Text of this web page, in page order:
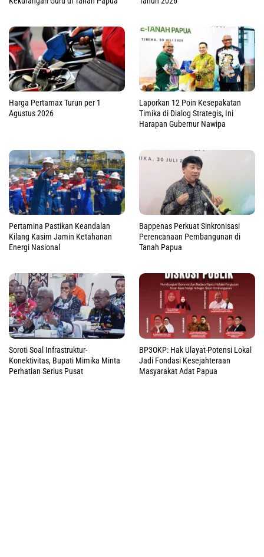
Harga Pertamax Turun per 1
Agustus 2026
Laporkan 12 Poin Kesepakatan
Timika di Dialog Strategis, Ini
Harapan Gubernur Nawipa
Pertamina Pastikan Keandalan
Kilang Kasim Jamin Ketahanan
Energi Nasional
Bappenas Perkuat Sinkronisasi
Perencanaan Pembangunan di
Tanah Papua
Soroti Soal Infrastruktur-
Konektivitas, Bupati Mimika Minta
Perhatian Serius Pusat
BP3OKP: Hak Ulayat-Potensi Lokal
Jadi Fondasi Kesejahteraan
Masyarakat Adat Papua